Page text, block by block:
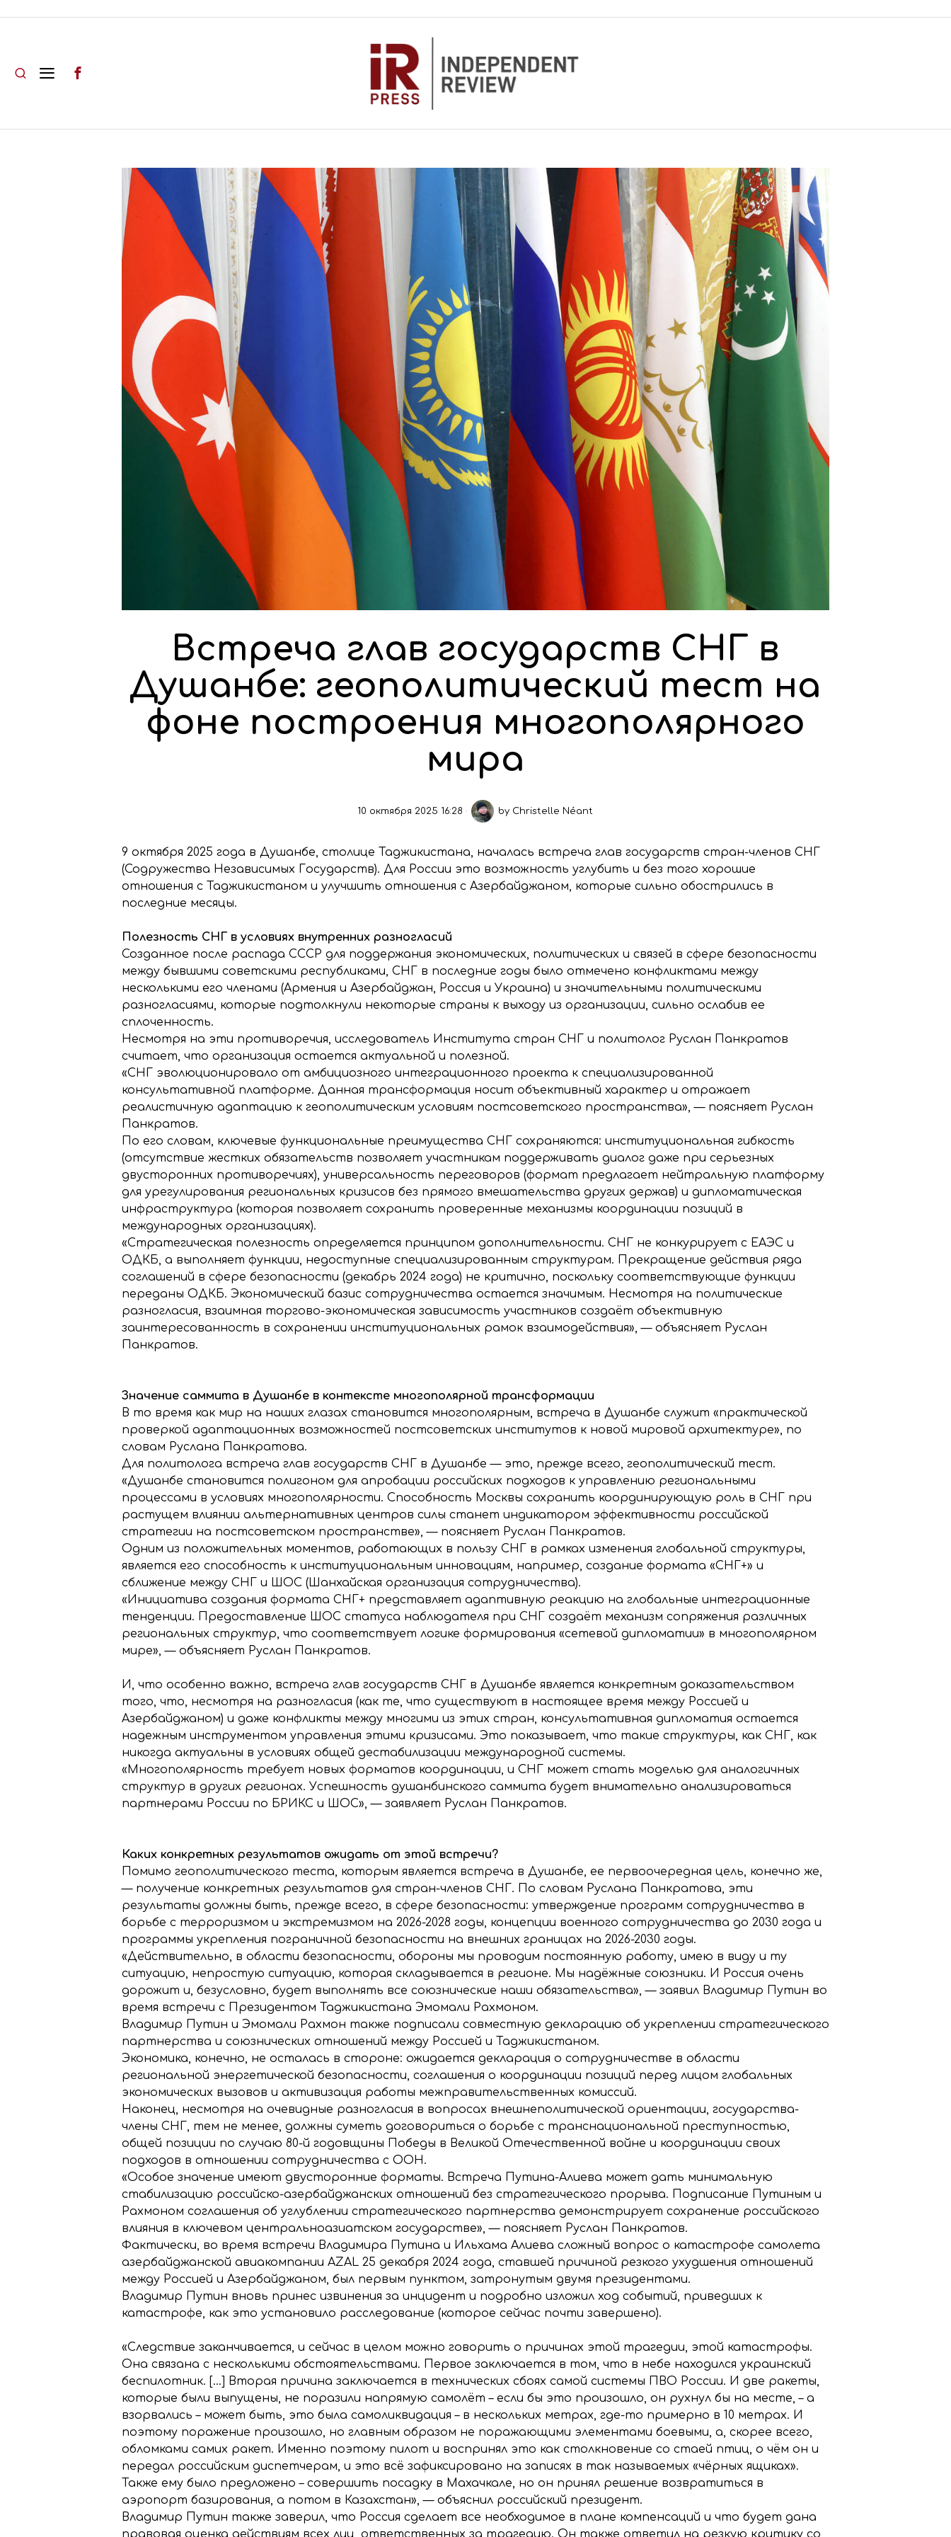
Встреча глав государств СНГ в
Душанбе: геополитический тест на
фоне построения многополярного
мира
10 октября 2025 16:28 by Christelle Néant
9 октября 2025 года в Душанбе, столице Таджикистана, началась встреча глав государств стран-членов СНГ
(Содружества Независимых Государств). Для России это возможность углубить и без того хорошие
отношения с Таджикистаном и улучшить отношения с Азербайджаном, которые сильно обострились в
последние месяцы.
Полезность СНГ в условиях внутренних разногласий
Созданное после распада СССР для поддержания экономических, политических и связей в сфере безопасности
между бывшими советскими республиками, СНГ в последние годы было отмечено конфликтами между
несколькими его членами (Армения и Азербайджан, Россия и Украина) и значительными политическими
разногласиями, которые подтолкнули некоторые страны к выходу из организации, сильно ослабив ее
сплоченность.
Несмотря на эти противоречия, исследователь Института стран СНГ и политолог Руслан Панкратов
считает, что организация остается актуальной и полезной.
«СНГ эволюционировало от амбициозного интеграционного проекта к специализированной
консультативной платформе. Данная трансформация носит объективный характер и отражает
реалистичную адаптацию к геополитическим условиям постсоветского пространства», — поясняет Руслан
Панкратов.
По его словам, ключевые функциональные преимущества СНГ сохраняются: институциональная гибкость
(отсутствие жестких обязательств позволяет участникам поддерживать диалог даже при серьезных
двусторонних противоречиях), универсальность переговоров (формат предлагает нейтральную платформу
для урегулирования региональных кризисов без прямого вмешательства других держав) и дипломатическая
инфраструктура (которая позволяет сохранить проверенные механизмы координации позиций в
международных организациях).
«Стратегическая полезность определяется принципом дополнительности. СНГ не конкурирует с ЕАЭС и
ОДКБ, а выполняет функции, недоступные специализированным структурам. Прекращение действия ряда
соглашений в сфере безопасности (декабрь 2024 года) не критично, поскольку соответствующие функции
переданы ОДКБ. Экономический базис сотрудничества остается значимым. Несмотря на политические
разногласия, взаимная торгово-экономическая зависимость участников создаёт объективную
заинтересованность в сохранении институциональных рамок взаимодействия», — объясняет Руслан
Панкратов.
Значение саммита в Душанбе в контексте многополярной трансформации
В то время как мир на наших глазах становится многополярным, встреча в Душанбе служит «практической
проверкой адаптационных возможностей постсоветских институтов к новой мировой архитектуре», по
словам Руслана Панкратова.
Для политолога встреча глав государств СНГ в Душанбе — это, прежде всего, геополитический тест.
«Душанбе становится полигоном для апробации российских подходов к управлению региональными
процессами в условиях многополярности. Способность Москвы сохранить координирующую роль в СНГ при
растущем влиянии альтернативных центров силы станет индикатором эффективности российской
стратегии на постсоветском пространстве», — поясняет Руслан Панкратов.
Одним из положительных моментов, работающих в пользу СНГ в рамках изменения глобальной структуры,
является его способность к институциональным инновациям, например, создание формата «СНГ+» и
сближение между СНГ и ШОС (Шанхайская организация сотрудничества).
«Инициатива создания формата СНГ+ представляет адаптивную реакцию на глобальные интеграционные
тенденции. Предоставление ШОС статуса наблюдателя при СНГ создаёт механизм сопряжения различных
региональных структур, что соответствует логике формирования «сетевой дипломатии» в многополярном
мире», — объясняет Руслан Панкратов.
И, что особенно важно, встреча глав государств СНГ в Душанбе является конкретным доказательством
того, что, несмотря на разногласия (как те, что существуют в настоящее время между Россией и
Азербайджаном) и даже конфликты между многими из этих стран, консультативная дипломатия остается
надежным инструментом управления этими кризисами. Это показывает, что такие структуры, как СНГ, как
никогда актуальны в условиях общей дестабилизации международной системы.
«Многополярность требует новых форматов координации, и СНГ может стать моделью для аналогичных
структур в других регионах. Успешность душанбинского саммита будет внимательно анализироваться
партнерами России по БРИКС и ШОС», — заявляет Руслан Панкратов.
Каких конкретных результатов ожидать от этой встречи?
Помимо геополитического теста, которым является встреча в Душанбе, ее первоочередная цель, конечно же,
— получение конкретных результатов для стран-членов СНГ. По словам Руслана Панкратова, эти
результаты должны быть, прежде всего, в сфере безопасности: утверждение программ сотрудничества в
борьбе с терроризмом и экстремизмом на 2026-2028 годы, концепции военного сотрудничества до 2030 года и
программы укрепления пограничной безопасности на внешних границах на 2026-2030 годы.
«Действительно, в области безопасности, обороны мы проводим постоянную работу, имею в виду и ту
ситуацию, непростую ситуацию, которая складывается в регионе. Мы надёжные союзники. И Россия очень
дорожит и, безусловно, будет выполнять все союзнические наши обязательства», — заявил Владимир Путин во
время встречи с Президентом Таджикистана Эмомали Рахмоном.
Владимир Путин и Эмомали Рахмон также подписали совместную декларацию об укреплении стратегического
партнерства и союзнических отношений между Россией и Таджикистаном.
Экономика, конечно, не осталась в стороне: ожидается декларация о сотрудничестве в области
региональной энергетической безопасности, соглашения о координации позиций перед лицом глобальных
экономических вызовов и активизация работы межправительственных комиссий.
Наконец, несмотря на очевидные разногласия в вопросах внешнеполитической ориентации, государства-
члены СНГ, тем не менее, должны суметь договориться о борьбе с транснациональной преступностью,
общей позиции по случаю 80-й годовщины Победы в Великой Отечественной войне и координации своих
подходов в отношении сотрудничества с ООН.
«Особое значение имеют двусторонние форматы. Встреча Путина-Алиева может дать минимальную
стабилизацию российско-азербайджанских отношений без стратегического прорыва. Подписание Путиным и
Рахмоном соглашения об углублении стратегического партнерства демонстрирует сохранение российского
влияния в ключевом центральноазиатском государстве», — поясняет Руслан Панкратов.
Фактически, во время встречи Владимира Путина и Ильхама Алиева сложный вопрос о катастрофе самолета
азербайджанской авиакомпании AZAL 25 декабря 2024 года, ставшей причиной резкого ухудшения отношений
между Россией и Азербайджаном, был первым пунктом, затронутым двумя президентами.
Владимир Путин вновь принес извинения за инцидент и подробно изложил ход событий, приведших к
катастрофе, как это установило расследование (которое сейчас почти завершено).
«Следствие заканчивается, и сейчас в целом можно говорить о причинах этой трагедии, этой катастрофы.
Она связана с несколькими обстоятельствами. Первое заключается в том, что в небе находился украинский
беспилотник. […] Вторая причина заключается в технических сбоях самой системы ПВО России. И две ракеты,
которые были выпущены, не поразили напрямую самолёт – если бы это произошло, он рухнул бы на месте, – а
взорвались – может быть, это была самоликвидация – в нескольких метрах, где-то примерно в 10 метрах. И
поэтому поражение произошло, но главным образом не поражающими элементами боевыми, а, скорее всего,
обломками самих ракет. Именно поэтому пилот и воспринял это как столкновение со стаей птиц, о чём он и
передал российским диспетчерам, и это всё зафиксировано на записях в так называемых «чёрных ящиках».
Также ему было предложено – совершить посадку в Махачкале, но он принял решение возвратиться в
аэропорт базирования, а потом в Казахстан», — объяснил российский президент.
Владимир Путин также заверил, что Россия сделает все необходимое в плане компенсаций и что будет дана
правовая оценка действиям всех лиц, ответственных за трагедию. Он также ответил на резкую критику со